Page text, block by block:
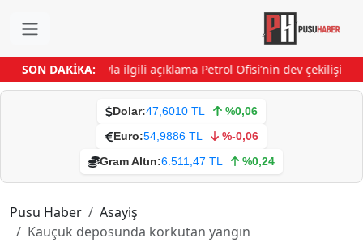
SON DAKİKA:
tartışmalarıyla ilgili açıklamaPetrol Ofisi’nin dev
Dolar:47,6010 TL
%0,06
Euro:54,9886 TL
%-0,06
Gram Altın:6.511,47 TL %0,24
Pusu Haber
Asayiş
Kauçuk deposunda korkutan yangın